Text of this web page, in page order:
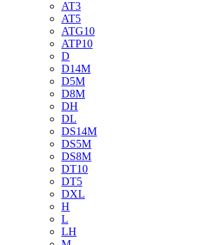
AT3
AT5
ATG10
ATP10
D
D14M
D5M
D8M
DH
DL
DS14M
DS5M
DS8M
DT10
DT5
DXL
H
L
LH